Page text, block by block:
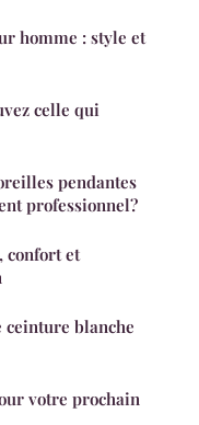
celle qui
pendantes
professionnel?
confort et
ceinture blanche
votre prochain